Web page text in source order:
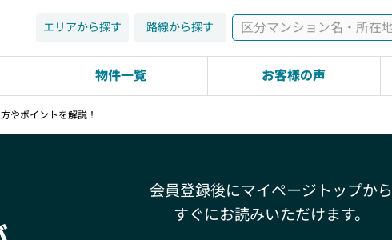
エリアから探す 路線から探す
物件一覧 お客様の声
やポイントを解説！
会員登録後にマイページトップから
すぐにお読みいただけます。